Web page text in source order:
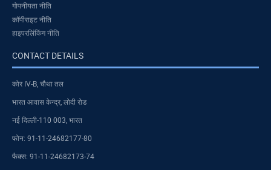
गोपनीयता नीति
कॉपीराइट नीति
हाइपरलिंकिंग नीति
CONTACT DETAILS
कोर IV-B, चौथा तल
भारत आवास केन्द्र, लोदी रोड
नई दिल्ली-110 003, भारत
फोन: 91-11-24682177-80
फैक्स: 91-11-24682173-74